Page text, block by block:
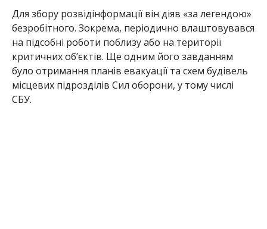
Для збору розвідінформації він діяв «за легендою»
безробітного. Зокрема, періодично влаштовувався
на підсобні роботи поблизу або на території
критичних об’єктів. Ще одним його завданням
було отримання планів евакуації та схем будівель
місцевих підрозділів Сил оборони, у тому числі
СБУ.